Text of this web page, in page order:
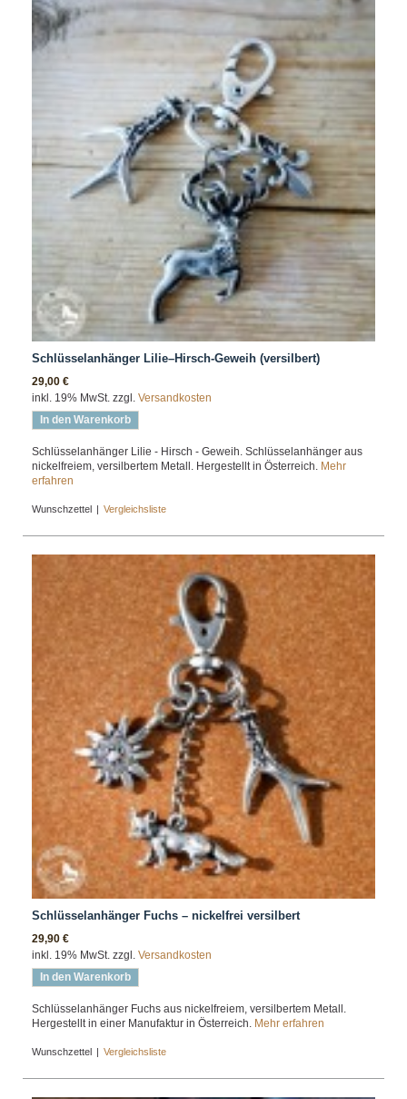
Schlüsselanhänger Lilie–Hirsch-Geweih (versilbert)
29,00 €
inkl. 19% MwSt. zzgl. Versandkosten
In den Warenkorb
Schlüsselanhänger Lilie - Hirsch - Geweih. Schlüsselanhänger aus
nickelfreiem, versilbertem Metall. Hergestellt in Österreich. Mehr
erfahren
Wunschzettel | Vergleichsliste
Schlüsselanhänger Fuchs – nickelfrei versilbert
29,90 €
inkl. 19% MwSt. zzgl. Versandkosten
In den Warenkorb
Schlüsselanhänger Fuchs aus nickelfreiem, versilbertem Metall.
Hergestellt in einer Manufaktur in Österreich. Mehr erfahren
Wunschzettel | Vergleichsliste